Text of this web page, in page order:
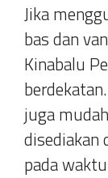
Jika
bas dan
Kinabalu
juga
disediakan
pada